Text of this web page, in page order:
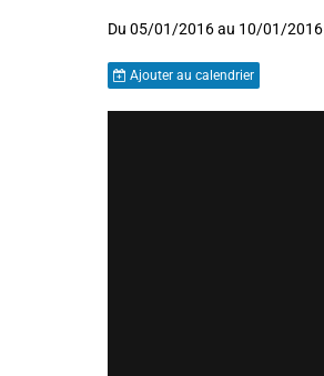
Du 05/01/2016au 10/01/2016
Ajouter au calendrier